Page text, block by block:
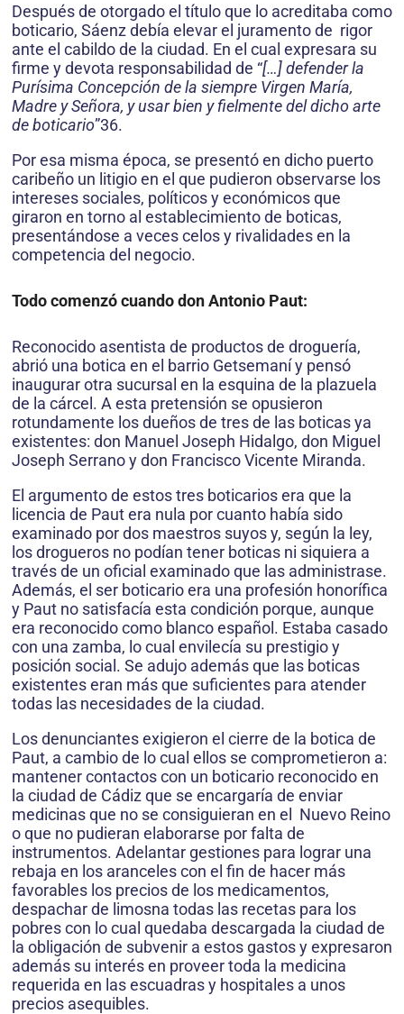
Después de otorgado el título que lo acreditaba como
boticario, Sáenz debía elevar el juramento de rigor
ante el cabildo de la ciudad. En el cual expresara su
firme y devota responsabilidad de “[…] defender la
Purísima Concepción de la siempre Virgen María,
Madre y Señora, y usar bien y fielmente del dicho arte
de boticario”36.
Por esa misma época, se presentó en dicho puerto
caribeño un litigio en el que pudieron obser­varse los
intereses sociales, políticos y económicos que
giraron en torno al establecimiento de boticas,
presentándose a veces celos y rivalidades en la
competencia del negocio.
Todo comenzó cuando don Antonio Paut:
Reco­nocido asentista de productos de droguería,
abrió una botica en el barrio Getsemaní y pensó
inaugurar otra sucursal en la esquina de la plazuela
de la cárcel. A esta pretensión se opusieron
rotundamente los dueños de tres de las boticas ya
existentes: don Manuel Joseph Hidalgo, don Miguel
Joseph Serrano y don Francisco Vicente Miranda.
El argumento de estos tres boticarios era que la
licencia de Paut era nula por cuanto había sido
examinado por dos maestros suyos y, según la ley,
los drogueros no podían tener boticas ni siquiera a
través de un oficial examinado que las administrase.
Además, el ser boticario era una profesión honorífica
y Paut no satisfacía esta condición porque, aunque
era reconocido como blanco español. Estaba casado
con una zamba, lo cual envilecía su prestigio y
posición social. Se adujo además que las boticas
existentes eran más que suficientes para atender
todas las necesidades de la ciudad.
Los denunciantes exigieron el cierre de la botica de
Paut, a cambio de lo cual ellos se comprometieron a:
mantener contactos con un boticario reconocido en
la ciudad de Cádiz que se encargaría de enviar
medicinas que no se consiguieran en el Nuevo Reino
o que no pudieran elaborarse por falta de
instrumentos. Adelantar gestiones para lograr una
rebaja en los aranceles con el fin de hacer más
favorables los precios de los medicamentos,
despachar de limosna todas las recetas para los
pobres con lo cual quedaba descargada la ciudad de
la obligación de subvenir a estos gastos y expresaron
además su interés en proveer toda la medicina
requerida en las escuadras y hospitales a unos
precios asequibles.